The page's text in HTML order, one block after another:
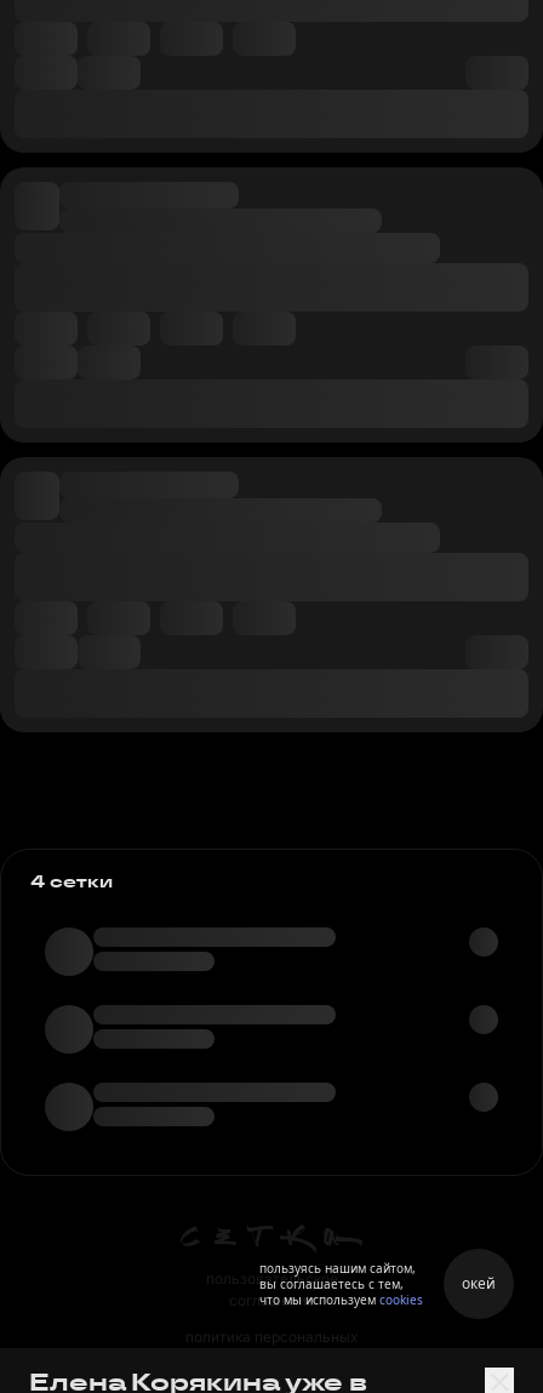
4 сетки
пользовательское
соглашение
политика персональных
Елена Корякина уже в
пользуясь нашим сайтом,
вы соглашаетесь с тем,
что мы используем cookies
окей